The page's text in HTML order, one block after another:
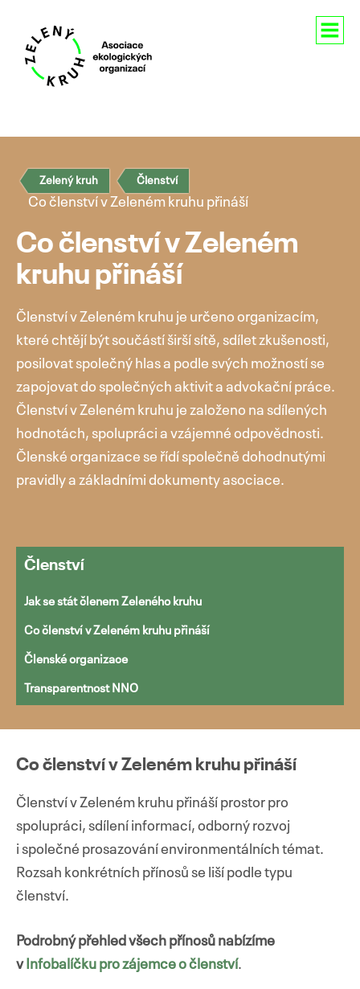
Naše aktivity
Přejít
obsahu
Zelený kruh Členství
Co členství v Zeleném kruhu přináší
Co členství v Zeleném
kruhu přináší
Členství v Zeleném kruhu je určeno organizacím,
které chtějí být součástí širší sítě, sdílet zkušenosti,
posilovat společný hlas a podle svých možností se
zapojovat do společných aktivit a advokační práce.
Členství v Zeleném kruhu je založeno na sdílených
hodnotách, spolupráci a vzájemné odpovědnosti.
Členské organizace se řídí společně dohodnutými
pravidly a základními dokumenty asociace.
Členství
Jak se stát členem Zeleného kruhu
Co členství v Zeleném kruhu přináší
Členské organizace
Transparentnost NNO
Co členství v Zeleném kruhu přináší
Členství v Zeleném kruhu přináší prostor pro
spolupráci, sdílení informací, odborný rozvoj
i společné prosazování environmentálních témat.
Rozsah konkrétních přínosů se liší podle typu
členství.
Podrobný přehled všech přínosů nabízíme
v Infobalíčku pro zájemce o členství.